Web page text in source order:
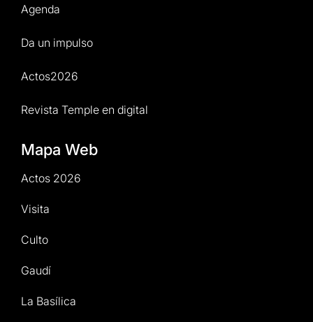
Agenda
Da un impulso
Actos2026
Revista Temple en digital
Mapa Web
Actos 2026
Visita
Culto
Gaudí
La Basílica